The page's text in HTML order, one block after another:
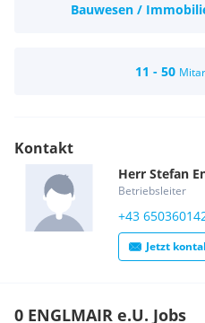
Bauwesen /
11 - 50
Kontakt
Herr Stefan
Betriebsleiter
+43
Jetzt
0 ENGLMAIR e.U. Jobs